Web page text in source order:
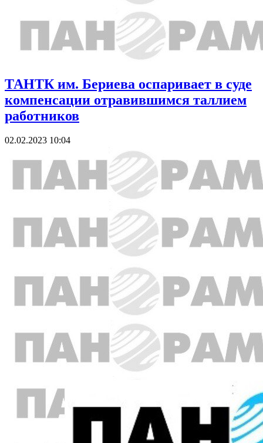
ТАНТК им. Бериева оспаривает в суде
компенсации отравившимся таллием
работников
02.02.2023 10:04